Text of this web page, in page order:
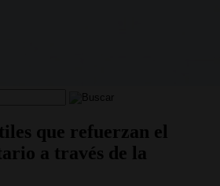
que refuerzan el
a través de la